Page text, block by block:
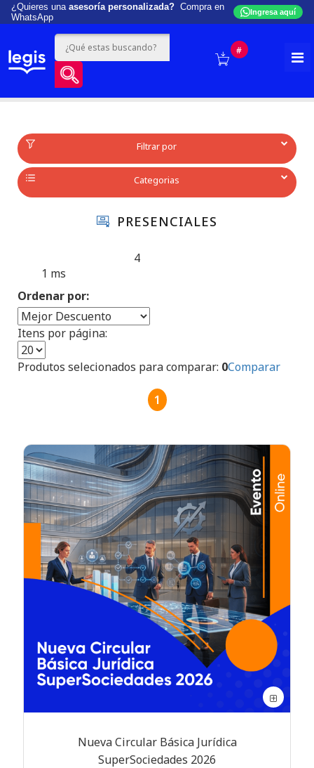
¿Quieres una asesoría personalizada? Compra en
WhatsApp
Ingresa aquí
#
Filtrar por
Categorias
PRESENCIALES
4
1 ms
Ordenar por:
Itens por página:
Produtos selecionados para comparar: 0Comparar
1
Nueva Circular Básica Jurídica
SuperSociedades 2026